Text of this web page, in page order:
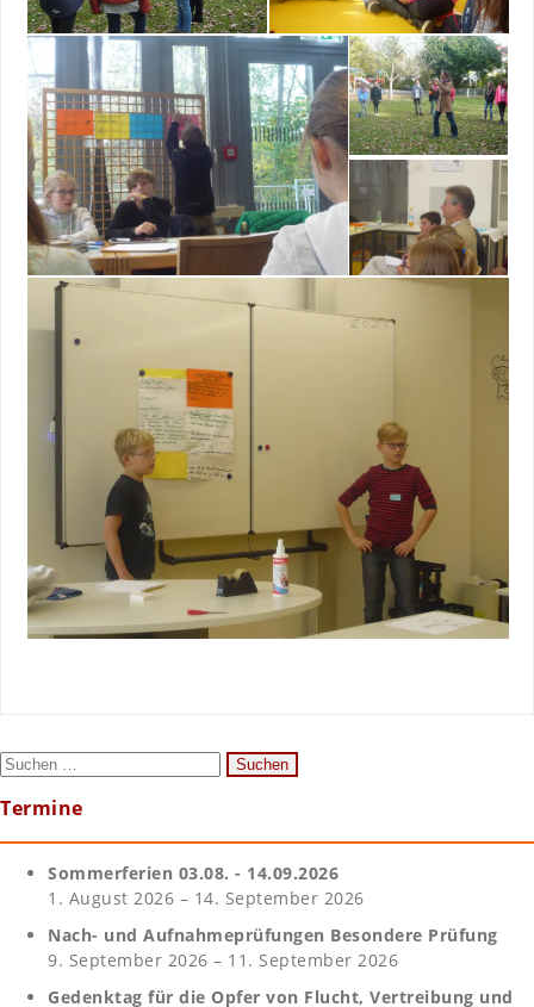
Suchen
Termine
Sommerferien 03.08. - 14.09.2026
1. August 2026 – 14. September 2026
Nach- und Aufnahmeprüfungen Besondere Prüfung
9. September 2026 – 11. September 2026
Gedenktag für die Opfer von Flucht, Vertreibung und